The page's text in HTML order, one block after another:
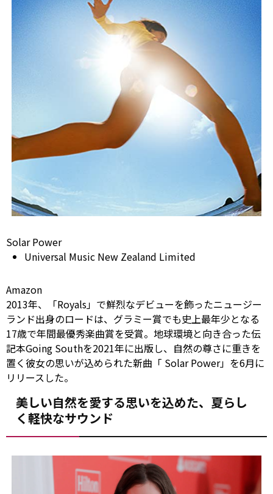
Solar Power
Universal Music New Zealand Limited
Amazon
2013年、「Royals」で鮮烈なデビューを飾ったニュージー
ランド出身のロードは、グラミー賞でも史上最年少となる
17歳で年間最優秀楽曲賞を受賞。地球環境と向き合った伝
記本Going Southを2021年に出版し、自然の尊さに重きを
置く彼女の思いが込められた新曲「 SolarPower」を6月に
リリースした。
美しい自然を愛する思いを込めた、夏らし
く軽快なサウンド